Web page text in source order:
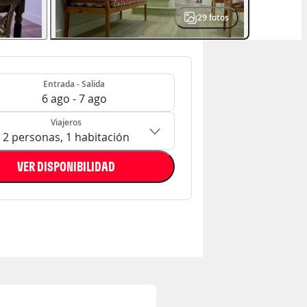
29fotos
Entrada - Salida
6 ago - 7 ago
2 personas, 1 habitación
Viajeros
2 personas, 1 habitación
VER DISPONIBILIDAD